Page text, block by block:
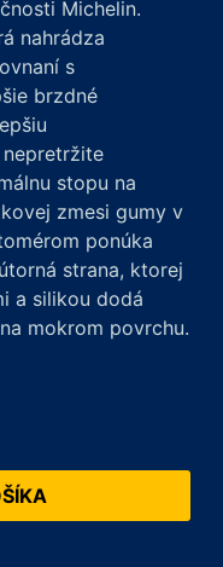
Michelin.
nahrádza
s
brzdné
stopu na
zmesi gumy v
ponúka
strana, ktorej
a silikou dodá
mokrom povrchu.